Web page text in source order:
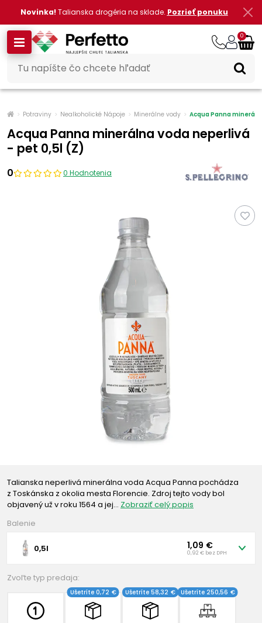
Novinka! Talianska drogéria na sklade. Pozrieť ponuku
0
Potraviny Nealkoholické Nápoje Minerálne vody Acqua Panna
Acqua Panna minerálna voda neperlivá
- pet 0,5l (Z)
0 0 Hodnotenia
Talianska neperlivá minerálna voda Acqua Panna pochádza
z Toskánska z okolia mesta Florencie. Zdroj tejto vody bol
objavený už v roku 1564 a jej… Zobraziť celý popis
Balenie
0,5l 1,09 €
0,92 € bez DPH
Zvoľte typ predaja:
Ušetríte 0,72 € Ušetríte 58,32 € Ušetríte 250,56 €